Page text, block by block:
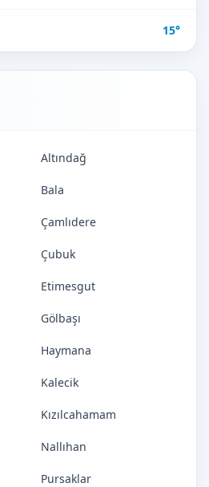
15°
Altındağ
Bala
Çamlıdere
Çubuk
Etimesgut
Gölbaşı
Haymana
Kalecik
Kızılcahamam
Nallıhan
Pursaklar